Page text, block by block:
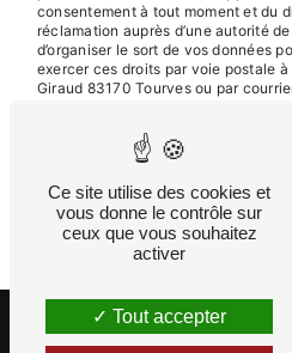
consentement à tout moment et du
réclamation auprès d’une autorité
d’organiser le sort de vos données
exercer ces droits par voie postale
Giraud 83170 Tourves ou par
siege@atoutservices83.com. Un
être demandé. Nous conservons
de prise de contact puis pendant la
aux fins probatoires et de gestion
droit de vous inscrire sur la liste
téléphonique, disponible à cette
Consultez le site cnil.fr pour plus
RECHERCHES
Ce site utilise des cookies et
vous donne le contrôle sur
ceux que vous souhaitez
activer
Tout accepter